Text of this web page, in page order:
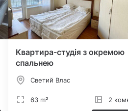
Квартира-студія з окремою
спальнею
Светий Влас
63 m² 2